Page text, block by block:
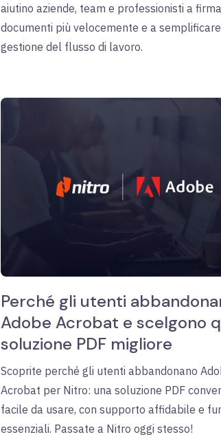
aiutino aziende, team e professionisti a
documenti più velocemente e a
gestione del flusso di lavoro.
Perché gli utenti
Adobe Acrobat e scelgono
soluzione PDF migliore
Scoprite perché gli utenti abbandonano
Acrobat per Nitro: una soluzione PDF
facile da usare, con supporto affidabile e
essenziali. Passate a Nitro oggi stesso!